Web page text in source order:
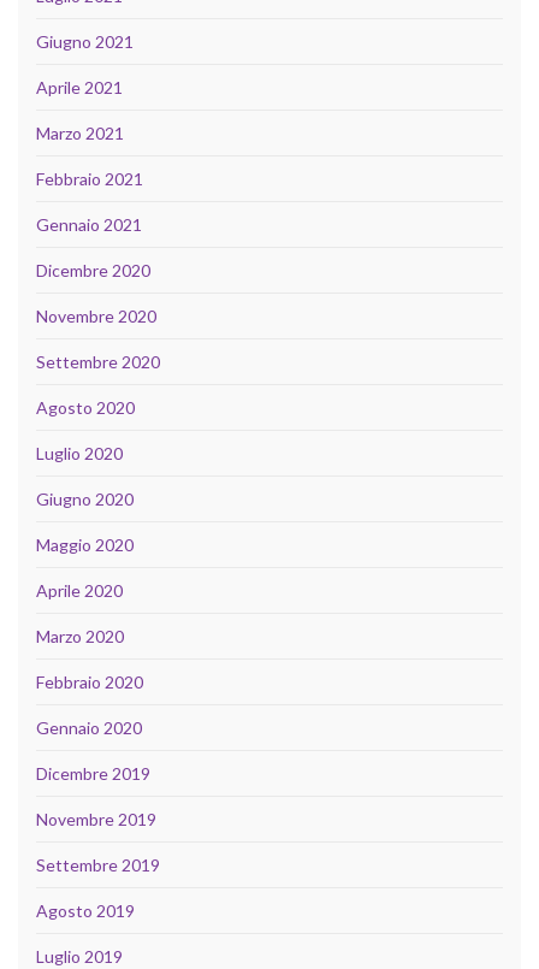
Giugno 2021
Aprile 2021
Marzo 2021
Febbraio 2021
Gennaio 2021
Dicembre 2020
Novembre 2020
Settembre 2020
Agosto 2020
Luglio 2020
Giugno 2020
Maggio 2020
Aprile 2020
Marzo 2020
Febbraio 2020
Gennaio 2020
Dicembre 2019
Novembre 2019
Settembre 2019
Agosto 2019
Luglio 2019